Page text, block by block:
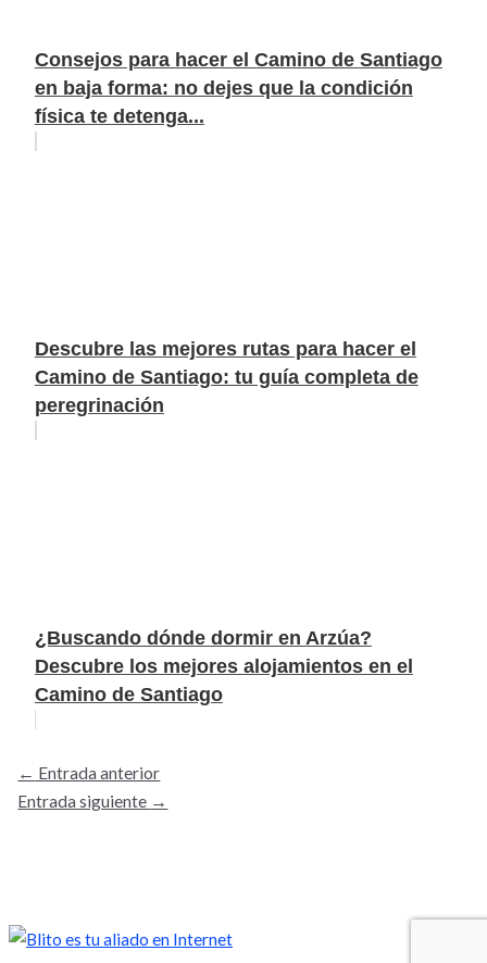
Consejos para hacer el Camino de Santiago
en baja forma: no dejes que la condición
física te detenga...
Descubre las mejores rutas para hacer el
Camino de Santiago: tu guía completa de
peregrinación
¿Buscando dónde dormir en Arzúa?
Descubre los mejores alojamientos en el
Camino de Santiago
← Entrada anterior
Entrada siguiente →